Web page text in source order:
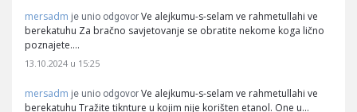
mersadm je unio odgovor Ve alejkumu-s-selam ve rahmetullahi ve
berekatuhu Za bračno savjetovanje se obratite nekome koga lično
poznajete.…
13.10.2024 u 15:25
mersadm je unio odgovor Ve alejkumu-s-selam ve rahmetullahi ve
berekatuhu Tražite tiknture u kojim nije korišten etanol. One u…